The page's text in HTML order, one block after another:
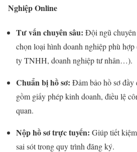
Nghiệp Online
Tư vấn chuyên sâu: Đội ngũ chuyên
chọn loại hình doanh nghiệp phù
ty TNHH, doanh nghiệp tư nhân…).
Chuẩn bị hồ sơ: Đảm bảo hồ sơ đầy
gồm giấy phép kinh doanh, điều lệ
quan.
Nộp hồ sơ trực tuyến: Giúp tiết
sai sót trong quy trình đăng ký.